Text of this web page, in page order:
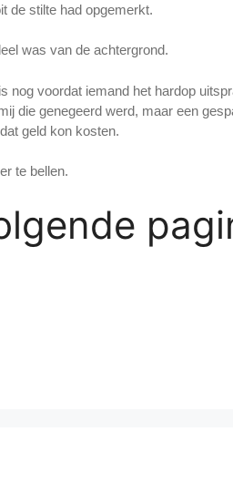
de stilte had opgemerkt.
was van de achtergrond.
nog voordat iemand het hardop
die genegeerd werd, maar een
geld kon kosten.
te bellen.